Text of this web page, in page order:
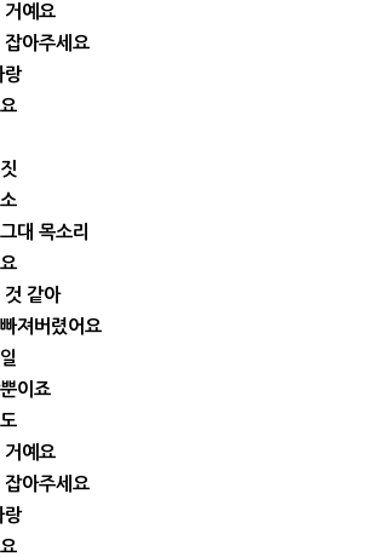
거예요
잡아주세요
랑
대 목소리
것 같아
져버렸어요
이죠
거예요
잡아주세요
랑